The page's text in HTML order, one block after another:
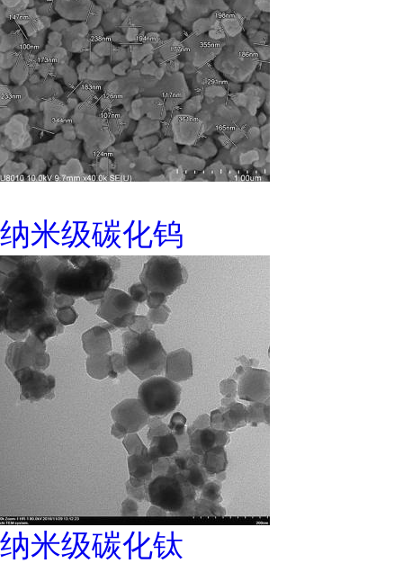
纳米级碳化钨
纳米级碳化钛